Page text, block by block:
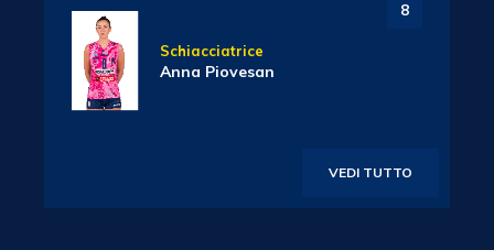
8
Schiacciatrice
Anna Piovesan
VEDI TUTTO